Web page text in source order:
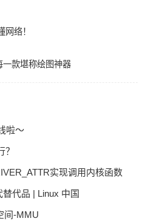
络！
款堪称绘图神器
啦～
实现调用内核函数
代品 | Linux 中国
间-MMU